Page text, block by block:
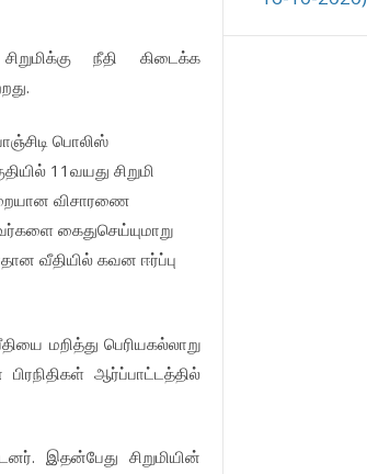
சிறுமிக்கு நீதி
கிடைக்க
.
பொலிஸ்
11 வயது சிறுமி
விசாரணை
கைதுசெய்யுமாறு
வீதியில் கவன ஈர்ப்பு
மறித்து பெரியகல்லாறு
பிரநிதிகள் ஆர்ப்பாட்டத்தில்
. இதன்பேது
சிறுமியின்